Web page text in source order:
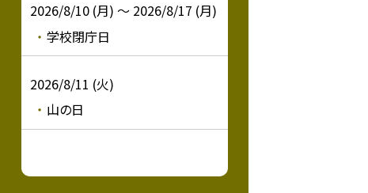
2026/8/10 (月) ～ 2026/8/17 (月)
学校閉庁日
2026/8/11 (火)
山の日